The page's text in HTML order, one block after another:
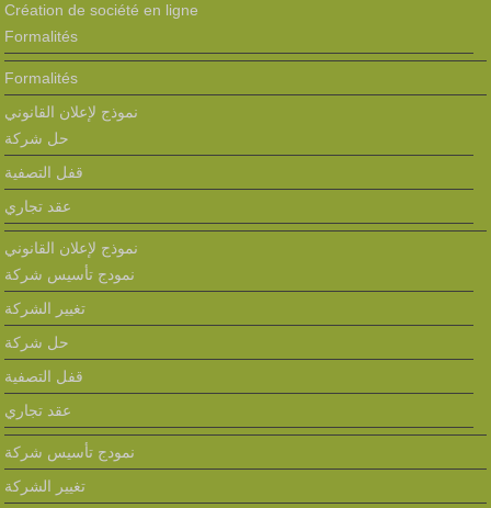
Création de société en ligne
Formalités
Formalités
نموذج لإعلان القانوني
حل شركة
قفل التصفية
عقد تجاري
نموذج لإعلان القانوني
نمودج تأسيس شركة
تغيير الشركة
حل شركة
قفل التصفية
عقد تجاري
نمودج تأسيس شركة
تغيير الشركة